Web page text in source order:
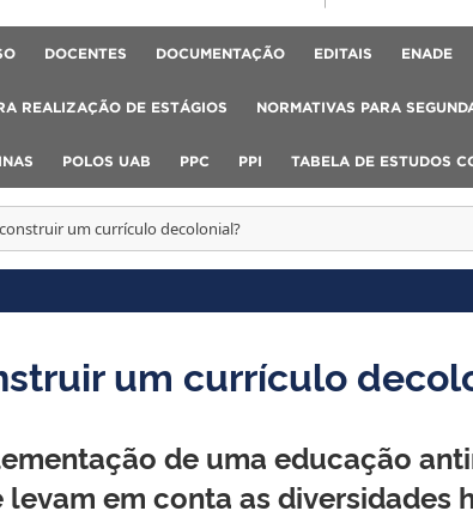
DOCENTES DOCUMENTAÇÃO EDITAIS ENADE
REALIZAÇÃO DE ESTÁGIOS NORMATIVAS PARA
POLOS UAB PPC PPI TABELA DE ESTUDOS
um currículo decolonial?
um currículo
de uma educação
em conta as diversidades